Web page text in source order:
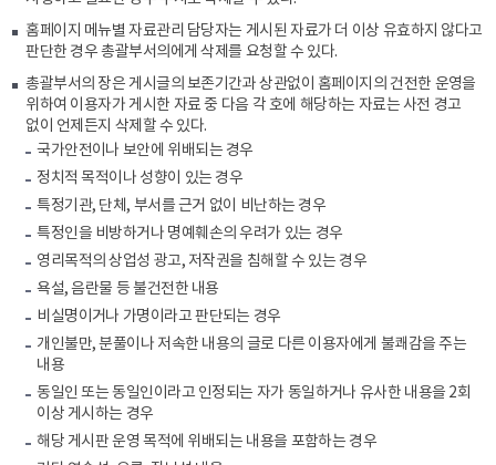
홈페이지 메뉴별 자료관리 담당자는 게시된 자료가 더 이상 유효하지 않다고
판단한 경우 총괄부서의에게 삭제를 요청할 수 있다.
총괄부서의 장은 게시글의 보존기간과 상관없이 홈페이지의 건전한 운영을
위하여 이용자가 게시한 자료 중 다음 각 호에 해당하는 자료는 사전 경고
없이 언제든지 삭제할 수 있다.
국가안전이나 보안에 위배되는 경우
정치적 목적이나 성향이 있는 경우
특정기관, 단체, 부서를 근거 없이 비난하는 경우
특정인을 비방하거나 명예훼손의 우려가 있는 경우
영리목적의 상업성 광고, 저작권을 침해할 수 있는 경우
욕설, 음란물 등 불건전한 내용
비실명이거나 가명이라고 판단되는 경우
개인불만, 분풀이나 저속한 내용의 글로 다른 이용자에게 불쾌감을 주는
내용
동일인 또는 동일인이라고 인정되는 자가 동일하거나 유사한 내용을 2회
이상 게시하는 경우
해당 게시판 운영 목적에 위배되는 내용을 포함하는 경우